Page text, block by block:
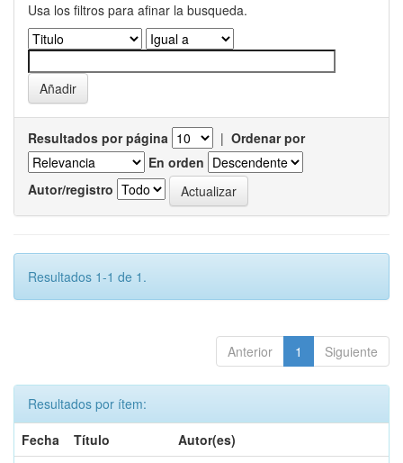
Usa los filtros para afinar la busqueda.
Resultados por página | Ordenar por
En orden
Autor/registro
Resultados 1-1 de 1.
Anterior 1 Siguiente
Resultados por ítem:
Fecha
Título
Autor(es)